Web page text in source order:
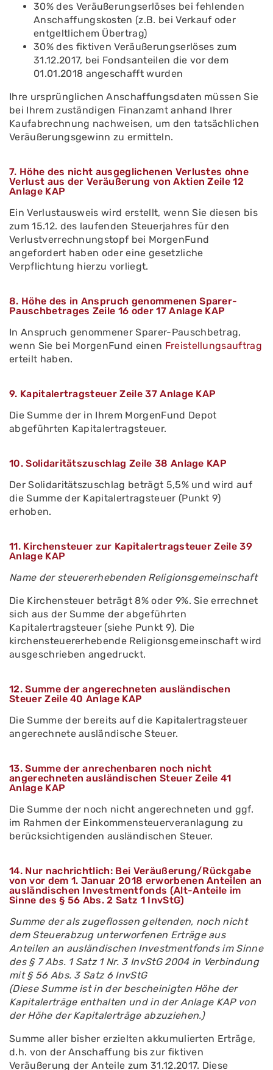
30% des Veräußerungserlöses bei fehlenden
Anschaffungskosten (z.B. bei Verkauf oder
entgeltlichem Übertrag)
30% des fiktiven Veräußerungserlöses zum
31.12.2017, bei Fondsanteilen die vor dem
01.01.2018 angeschafft wurden
Ihre ursprünglichen Anschaffungsdaten müssen Sie
bei Ihrem zuständigen Finanzamt anhand Ihrer
Kaufabrechnung nachweisen, um den tatsächlichen
Veräußerungsgewinn zu ermitteln.
7. Höhe des nicht ausgeglichenen Verlustes ohne
Verlust aus der Veräußerung von Aktien Zeile 12
Anlage KAP
Ein Verlustausweis wird erstellt, wenn Sie diesen bis
zum 15.12. des laufenden Steuerjahres für den
Verlustverrechnungstopf bei MorgenFund
angefordert haben oder eine gesetzliche
Verpflichtung hierzu vorliegt.
8. Höhe des in Anspruch genommenen Sparer-
Pauschbetrages Zeile 16 oder 17 Anlage KAP
In Anspruch genommener Sparer-Pauschbetrag,
wenn Sie bei MorgenFund einen Freistellungsauftrag
erteilt haben.
9. Kapitalertragsteuer Zeile 37 Anlage KAP
Die Summe der in Ihrem MorgenFund Depot
abgeführten Kapitalertragsteuer.
10. Solidaritätszuschlag Zeile 38 Anlage KAP
Der Solidaritätszuschlag beträgt 5,5% und wird auf
die Summe der Kapitalertragsteuer (Punkt 9)
erhoben.
11. Kirchensteuer zur Kapitalertragsteuer Zeile 39
Anlage KAP
Name der steuererhebenden Religionsgemeinschaft
Die Kirchensteuer beträgt 8% oder 9%. Sie errechnet
sich aus der Summe der abgeführten
Kapitalertragsteuer (siehe Punkt 9). Die
kirchensteuererhebende Religionsgemeinschaft wird
ausgeschrieben angedruckt.
12. Summe der angerechneten ausländischen
Steuer Zeile 40 Anlage KAP
Die Summe der bereits auf die Kapitalertragsteuer
angerechnete ausländische Steuer.
13. Summe der anrechenbaren noch nicht
angerechneten ausländischen Steuer Zeile 41
Anlage KAP
Die Summe der noch nicht angerechneten und ggf.
im Rahmen der Einkommensteuerveranlagung zu
berücksichtigenden ausländischen Steuer.
14. Nur nachrichtlich: Bei Veräußerung/Rückgabe
von vor dem 1. Januar 2018 erworbenen Anteilen an
ausländischen Investmentfonds (Alt-Anteile im
Sinne des § 56 Abs. 2 Satz 1 InvStG)
Summe der als zugeflossen geltenden, noch nicht
dem Steuerabzug unterworfenen Erträge aus
Anteilen an ausländischen Investmentfonds im Sinne
des § 7 Abs. 1 Satz 1 Nr. 3 InvStG 2004 in Verbindung
mit § 56 Abs. 3 Satz 6 InvStG
(Diese Summe ist in der bescheinigten Höhe der
Kapitalerträge enthalten und in der Anlage KAP von
der Höhe der Kapitalerträge abzuziehen.)
Summe aller bisher erzielten akkumulierten Erträge,
d.h. von der Anschaffung bis zur fiktiven
Veräußerung der Anteile zum 31.12.2017. Diese